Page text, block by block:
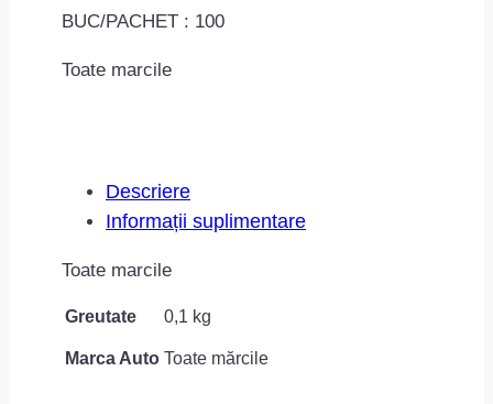
BUC/PACHET : 100
Toate marcile
Descriere
Informații suplimentare
Toate marcile
Greutate 0,1 kg
Marca Auto Toate mărcile